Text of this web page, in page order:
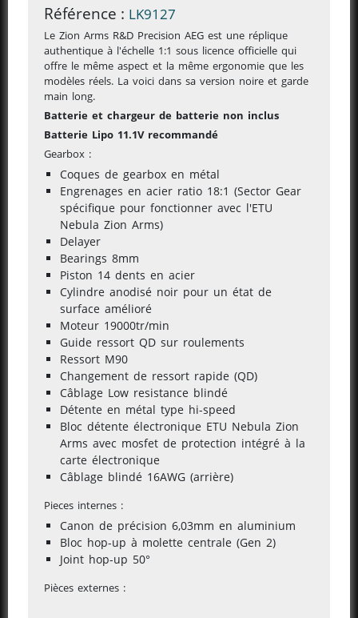
Référence : LK9127
Le Zion Arms R&D Precision AEG est une réplique
authentique à l'échelle 1:1 sous licence officielle qui
offre le même aspect et la même ergonomie que les
modèles réels. La voici dans sa version noire et garde
main long.
Batterie et chargeur de batterie non inclus
Batterie Lipo 11.1V recommandé
Gearbox :
Coques de gearbox en métal
Engrenages en acier ratio 18:1 (Sector Gear
spécifique pour fonctionner avec l'ETU
Nebula Zion Arms)
Delayer
Bearings 8mm
Piston 14 dents en acier
Cylindre anodisé noir pour un état de
surface amélioré
Moteur 19000tr/min
Guide ressort QD sur roulements
Ressort M90
Changement de ressort rapide (QD)
Câblage Low resistance blindé
Détente en métal type hi-speed
Bloc détente électronique ETU Nebula Zion
Arms avec mosfet de protection intégré à la
carte électronique
Câblage blindé 16AWG (arrière)
Pieces internes :
Canon de précision 6,03mm en aluminium
Bloc hop-up à molette centrale (Gen 2)
Joint hop-up 50°
Pièces externes :